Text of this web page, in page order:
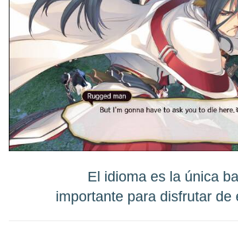
El idioma es la única
importante para disfrutar de